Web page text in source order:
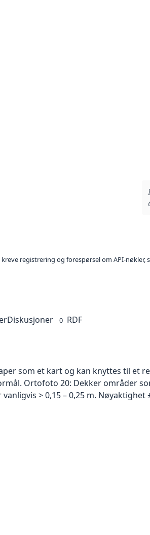
registrering og forespørsel om API-
Diskusjoner 0 RDF
som et kart og kan knyttes til et
Ortofoto 20: Dekker områder
> 0,15 – 0,25 m. Nøyaktighet